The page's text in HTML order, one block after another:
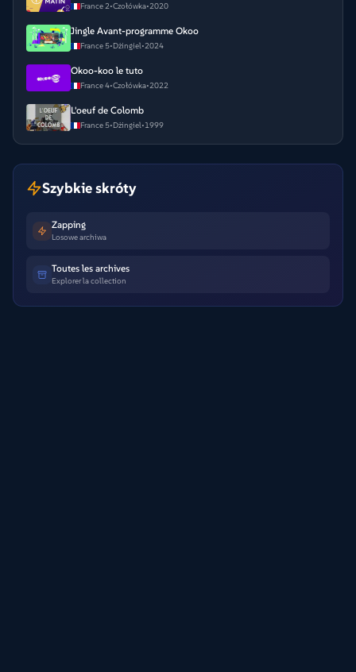
France 2•Czołówka•2020
Jingle Avant-programme Okoo
France 5•Dżingiel•2024
Okoo-koo le tuto
France 4•Czołówka•2022
L'oeuf de Colomb
France 5•Dżingiel•1999
Szybkie skróty
Zapping
Losowe archiwa
Toutes les archives
Explorer la collection